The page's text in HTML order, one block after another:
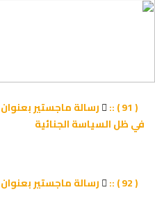
رسالة ماجستير بعنوان
في ظل السياسة الجنائية
رسالة ماجستير بعنوان _